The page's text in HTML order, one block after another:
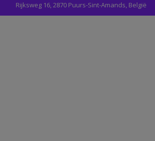
Rijksweg 16, 2870 Puurs-Sint-Amands, België